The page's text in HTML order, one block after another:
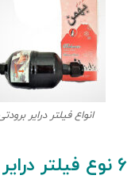
انواع فیلتر درایر
6 نوع فيلتر دراير